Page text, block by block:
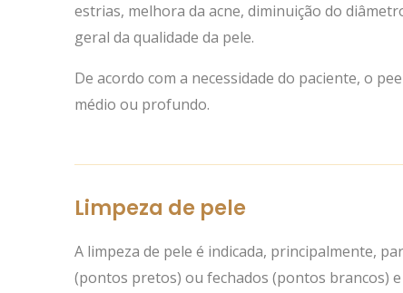
estrias, melhora da acne, diminuição do
geral da qualidade da pele.
De acordo com a necessidade do paciente, o
médio ou profundo.
Limpeza de pele
A limpeza de pele é indicada, principalmente,
(pontos pretos) ou fechados (pontos brancos)